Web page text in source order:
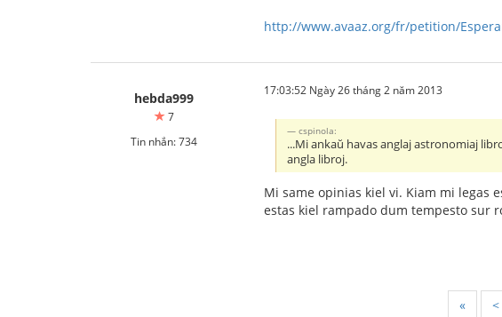
http://www.avaaz.org/fr/petition/
hebda999
7
Tin nhắn: 734
17:03:52 Ngày 26 tháng 2 năm 2013
cspinola:
...Mi ankaŭ havas anglaj astronomiaj
angla libroj.
Mi same opinias kiel vi. Kiam mi legas
estas kiel rampado dum tempesto sur
« <